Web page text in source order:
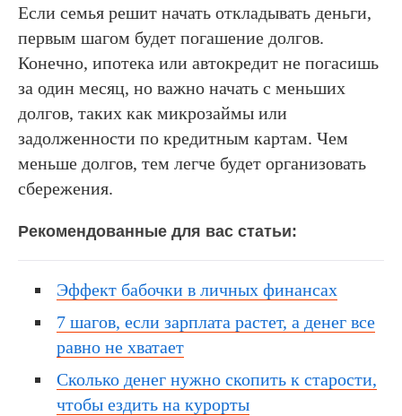
Если семья решит начать откладывать деньги,
первым шагом будет погашение долгов.
Конечно, ипотека или автокредит не погасишь
за один месяц, но важно начать с меньших
долгов, таких как микрозаймы или
задолженности по кредитным картам. Чем
меньше долгов, тем легче будет организовать
сбережения.
Рекомендованные для вас статьи:
Эффект бабочки в личных финансах
7 шагов, если зарплата растет, а денег все
равно не хватает
Сколько денег нужно скопить к старости,
чтобы ездить на курорты